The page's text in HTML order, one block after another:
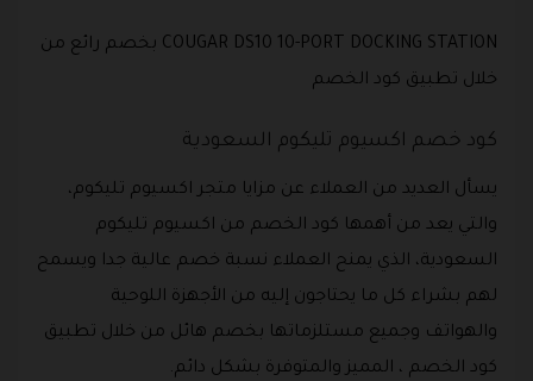
COUGAR DS10 10-PORT DOCKING STATION بخصم رائع من
خلال تطبيق كود الخصم
كود خصم اكسيوم تليكوم السعودية
يسأل العديد من العملاء عن مزايا متجر اكسيوم تليكوم،
والتي يعد من أهمها كود الخصم من اكسيوم تليكوم
السعودية، الذي يمنح العملاء نسبة خصم عالية جدا ويسمح
لهم بشراء كل ما يحتاجون إليه من الأجهزة اللوحية
والهواتف وجميع مستلزماتها بخصم هائل من خلال تطبيق
كود الخصم ، المميز والمتوفرة بشكل دائم.